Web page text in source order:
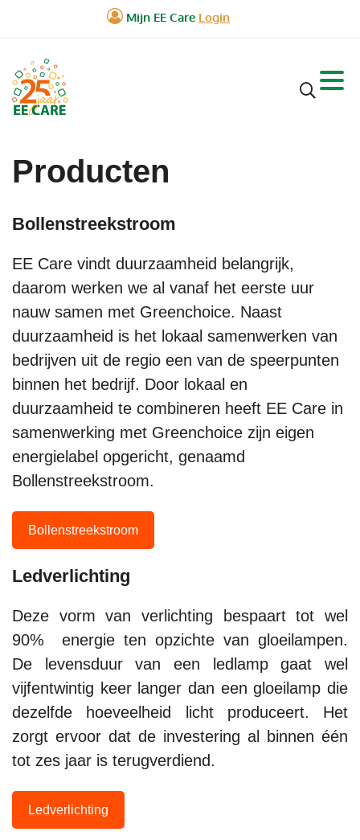
Producten
Bollenstreekstroom
EE Care vindt duurzaamheid belangrijk,
daarom werken we al vanaf het eerste uur
nauw samen met Greenchoice. Naast
duurzaamheid is het lokaal samenwerken van
bedrijven uit de regio een van de speerpunten
binnen het bedrijf. Door lokaal en
duurzaamheid te combineren heeft EE Care in
samenwerking met Greenchoice zijn eigen
energielabel opgericht, genaamd
Bollenstreekstroom.
Bollenstreekstroom
Ledverlichting
Deze vorm van verlichting bespaart tot wel
90% energie ten opzichte van gloeilampen.
De levensduur van een ledlamp gaat wel
vijfentwintig keer langer dan een gloeilamp die
dezelfde hoeveelheid licht produceert. Het
zorgt ervoor dat de investering al binnen één
tot zes jaar is terugverdiend.
Ledverlichting